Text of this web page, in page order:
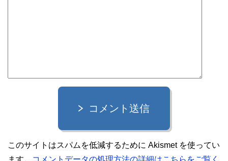
コメント送信
このサイトはスパムを低減するために Akismet を使ってい